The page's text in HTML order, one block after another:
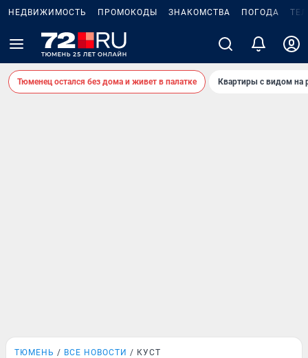
НЕДВИЖИМОСТЬ ПРОМОКОДЫ ЗНАКОМСТВА ПОГОДА
Тюменец остался без дома и живет в палатке Квартиры с видом на
ТЮМЕНЬ ВСЕ НОВОСТИ КУСТ